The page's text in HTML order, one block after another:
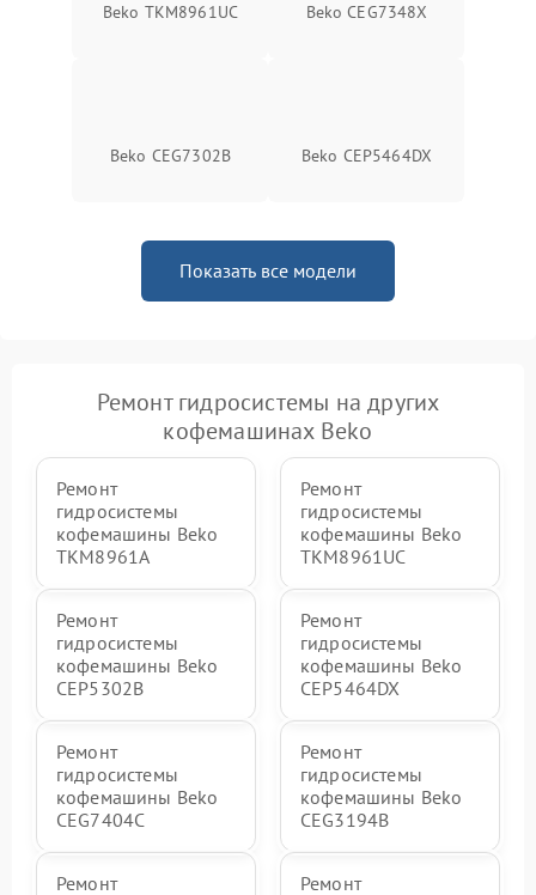
Beko TKM8961UC Beko CEG7348X
Beko CEG7302B Beko CEP5464DX
Показать все модели
Ремонт гидросистемы на других
кофемашинах Beko
Ремонт
гидросистемы
кофемашины Beko
TKM8961A
Ремонт
гидросистемы
кофемашины Beko
TKM8961UC
Ремонт
гидросистемы
кофемашины Beko
CEP5302B
Ремонт
гидросистемы
кофемашины Beko
CEP5464DX
Ремонт
гидросистемы
кофемашины Beko
CEG7404C
Ремонт
гидросистемы
кофемашины Beko
CEG3194B
Ремонт
Ремонт